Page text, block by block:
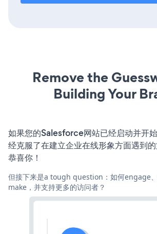
Remove the
Building Your
如果您的Salesforce网站已经启动并开
经克服了在建立企业在线形象方面遇到的
恭喜你！
但接下来是a tough question：如何engage、
make，并支持更多的访问者？